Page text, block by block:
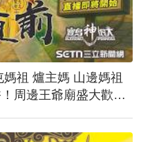
祖 爐主媽 山邊媽祖
周邊王爺廟盛大歡